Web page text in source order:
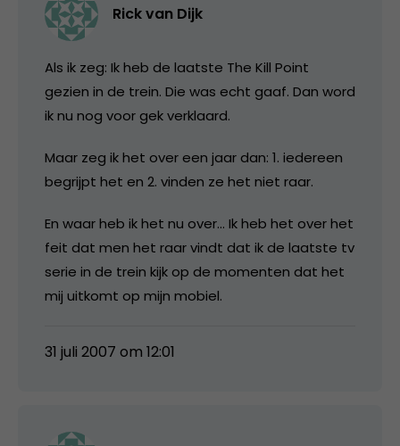
Rick van Dijk
Als ik zeg: Ik heb de laatste The Kill Point
gezien in de trein. Die was echt gaaf. Dan word
ik nu nog voor gek verklaard.
Maar zeg ik het over een jaar dan: 1. iedereen
begrijpt het en 2. vinden ze het niet raar.
En waar heb ik het nu over… Ik heb het over het
feit dat men het raar vindt dat ik de laatste tv
serie in de trein kijk op de momenten dat het
mij uitkomt op mijn mobiel.
31 juli 2007 om 12:01